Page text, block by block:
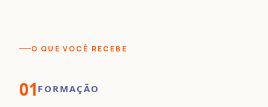
O QUE VOCÊ RECEBE
01 FORMAÇÃO